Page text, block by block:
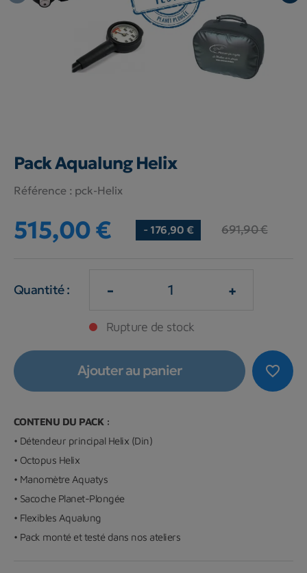
Pack Aqualung Helix
Référence : pck-Helix
515,00 € - 176,90 € 691,90 €
Quantité : - +
Rupture de stock
favorite_border
Ajouter au panier
CONTENU DU PACK :
• Détendeur principal Helix (Din)
• Octopus Helix
• Manomètre Aquatys
• Sacoche Planet-Plongée
• Flexibles Aqualung
• Pack monté et testé dans nos ateliers